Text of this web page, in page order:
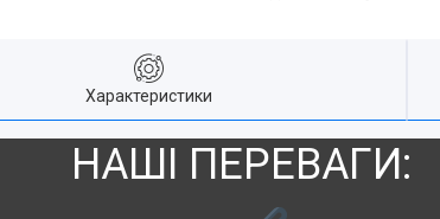
Характеристики
НАШІ ПЕРЕВАГИ: